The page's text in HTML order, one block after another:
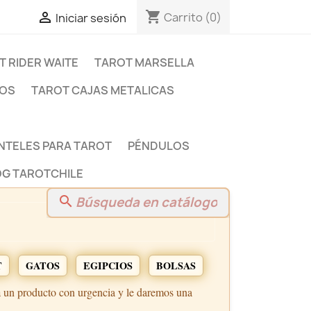
 Iniciar sesión shopping_cart Carrito (0)
RIDER WAITE
TAROT MARSELLA
TAROT CAJAS METALICAS
PARA TAROT
PÉNDULOS
TAROTCHILE
search
GATOS EGIPCIOS
BOLSAS
un producto con urgencia y le daremos una